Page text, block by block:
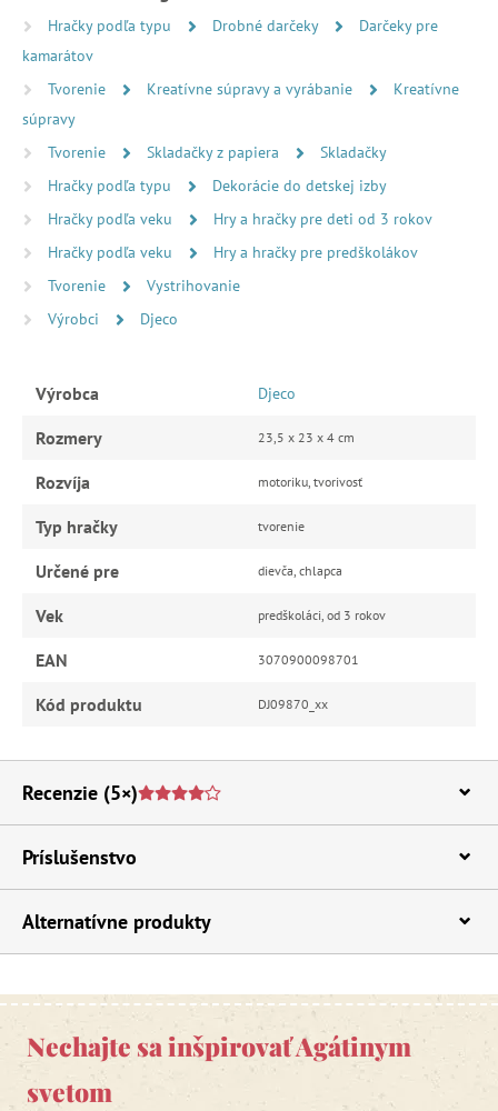
Hračky podľa typu Drobné darčeky
Darčeky pre
kamarátov
Tvorenie
Kreatívne súpravy a vyrábanie
Kreatívne
súpravy
Tvorenie
Skladačky z papiera
Skladačky
Hračky podľa typu
Dekorácie do detskej izby
Hračky podľa veku
Hry a hračky pre deti od 3 rokov
Hračky podľa veku
Hry a hračky pre predškolákov
Tvorenie
Vystrihovanie
Výrobci
Djeco
Výrobca Djeco
Rozmery 23,5 x 23 x 4 cm
Rozvíja motoriku, tvorivosť
Typ hračky tvorenie
Určené pre dievča, chlapca
Vek predškoláci, od 3 rokov
EAN 3070900098701
Kód produktu DJ09870_xx
Recenzie (5×)
Príslušenstvo
Alternatívne produkty
Nechajte sa inšpirovať Agátinym
svetom